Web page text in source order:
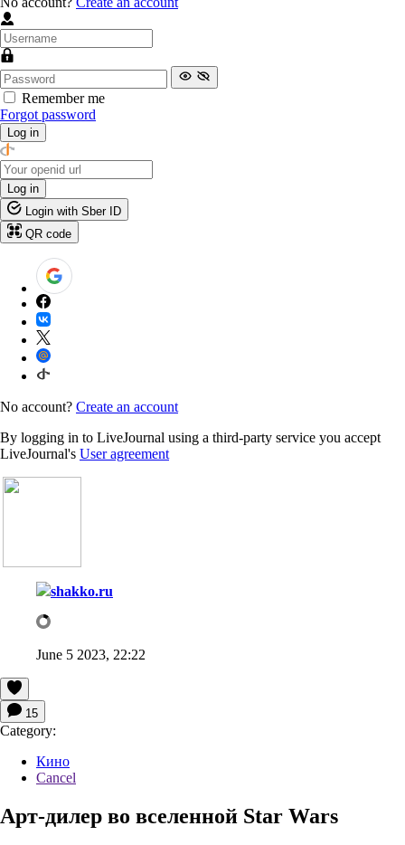
Remember me
Forgot password
Log in
Log in
Login with Sber ID
QR code
No account? Create an account
By logging in to LiveJournal using a third-party service you accept
LiveJournal's User agreement
shakko.ru
June 5 2023, 22:22
15
Category:
Кино
Cancel
Арт-дилер во вселенной Star Wars